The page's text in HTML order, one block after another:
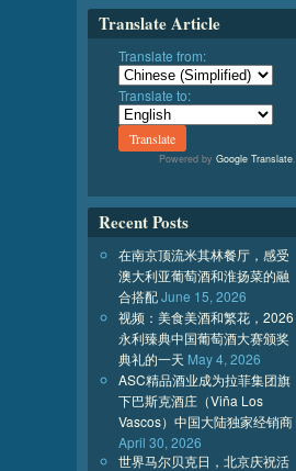
Translate Article
Translate from:
Translate to:
Powered by Google Translate.
Recent Posts
在南京顶流米其林餐厅，感受
澳大利亚葡萄酒和淮扬菜的融
合搭配June 15, 2026
视频：美食美酒和繁花，2026
永利臻典中国葡萄酒大赛颁奖
典礼的一天 May 4, 2026
ASC精品酒业成为拉菲集团旗
下巴斯克酒庄（Viña Los
Vascos）中国大陆独家经销商
April 30, 2026
世界马尔贝克日，北京庆祝活